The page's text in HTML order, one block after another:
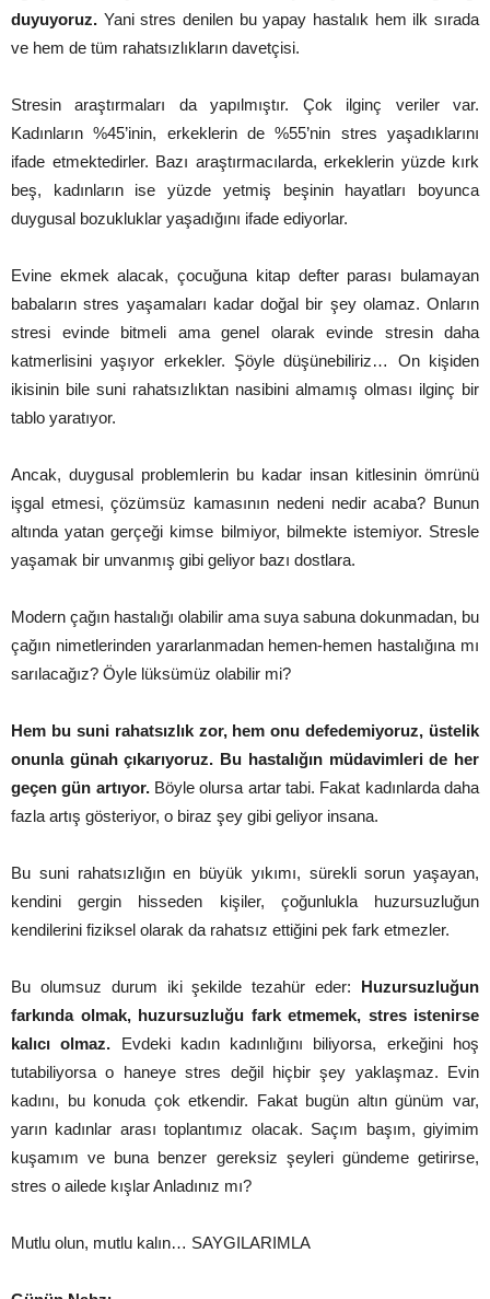
duyuyoruz. Yani stres denilen bu yapay hastalık hem ilk sırada
ve hem de tüm rahatsızlıkların davetçisi.
Stresin araştırmaları da yapılmıştır. Çok ilginç veriler var.
Kadınların %45’inin, erkeklerin de %55’nin stres yaşadıklarını
ifade etmektedirler. Bazı araştırmacılarda, erkeklerin yüzde kırk
beş, kadınların ise yüzde yetmiş beşinin hayatları boyunca
duygusal bozukluklar yaşadığını ifade ediyorlar.
Evine ekmek alacak, çocuğuna kitap defter parası bulamayan
babaların stres yaşamaları kadar doğal bir şey olamaz. Onların
stresi evinde bitmeli ama genel olarak evinde stresin daha
katmerlisini yaşıyor erkekler. Şöyle düşünebiliriz… On kişiden
ikisinin bile suni rahatsızlıktan nasibini almamış olması ilginç bir
tablo yaratıyor.
Ancak, duygusal problemlerin bu kadar insan kitlesinin ömrünü
işgal etmesi, çözümsüz kamasının nedeni nedir acaba? Bunun
altında yatan gerçeği kimse bilmiyor, bilmekte istemiyor. Stresle
yaşamak bir unvanmış gibi geliyor bazı dostlara.
Modern çağın hastalığı olabilir ama suya sabuna dokunmadan, bu
çağın nimetlerinden yararlanmadan hemen-hemen hastalığına mı
sarılacağız? Öyle lüksümüz olabilir mi?
Hem bu suni rahatsızlık zor, hem onu defedemiyoruz, üstelik
onunla günah çıkarıyoruz. Bu hastalığın müdavimleri de her
geçen gün artıyor.Böyle olursa artar tabi. Fakat kadınlarda daha
fazla artış gösteriyor, o biraz şey gibi geliyor insana.
Bu suni rahatsızlığın en büyük yıkımı, sürekli sorun yaşayan,
kendini gergin hisseden kişiler, çoğunlukla huzursuzluğun
kendilerini fiziksel olarak da rahatsız ettiğini pek fark etmezler.
Bu olumsuz durum iki şekilde tezahür eder: Huzursuzluğun
farkında olmak, huzursuzluğu fark etmemek, stres istenirse
kalıcı olmaz. Evdeki kadın kadınlığını biliyorsa, erkeğini hoş
tutabiliyorsa o haneye stres değil hiçbir şey yaklaşmaz. Evin
kadını, bu konuda çok etkendir. Fakat bugün altın günüm var,
yarın kadınlar arası toplantımız olacak. Saçım başım, giyimim
kuşamım ve buna benzer gereksiz şeyleri gündeme getirirse,
stres o ailede kışlar Anladınız mı?
Mutlu olun, mutlu kalın… SAYGILARIMLA